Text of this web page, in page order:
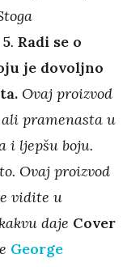
. Radi se o
je dovoljno
Ovaj proizvod
ali pramenasta u
i ljepšu boju.
Ovaj proizvod
vidite u
daje Cover
George